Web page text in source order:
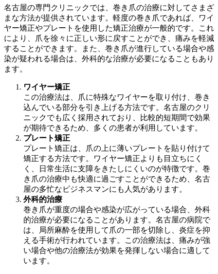
名古屋の専門クリニックでは、巻き爪の治療に対してさまざ
まな方法が提供されています。軽度の巻き爪であれば、ワイ
ヤー矯正やプレートを使用した矯正治療が一般的です。これ
により、爪を徐々に正しい形に戻すことができ、痛みを軽減
することができます。また、巻き爪が進行している場合や感
染が疑われる場合は、外科的な治療が必要になることもあり
ます。
ワイヤー矯正
この治療法は、爪に特殊なワイヤーを取り付け、巻き
込んでいる部分を引き上げる方法です。名古屋のクリ
ニックでも広く採用されており、比較的短期間で効果
が期待できるため、多くの患者が利用しています。
プレート矯正
プレート矯正は、爪の上に薄いプレートを貼り付けて
矯正する方法です。ワイヤー矯正よりも目立ちにく
く、日常生活に支障をきたしにくいのが特徴です。巻
き爪の治療中も快適に過ごすことができるため、名古
屋の多忙なビジネスマンにも人気があります。
外科的治療
巻き爪が重度の場合や感染が広がっている場合、外科
的治療が必要になることがあります。名古屋の病院で
は、局所麻酔を使用して爪の一部を切除し、炎症を抑
える手術が行われています。この治療法は、痛みが強
い場合や他の治療法が効果を発揮しない場合に適して
います。